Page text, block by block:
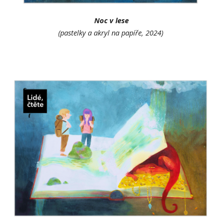
Noc v lese
(pastelky a akryl na papíře, 2024)